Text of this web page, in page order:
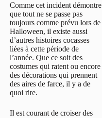
Comme cet incident démontre
que tout ne se passe pas
toujours comme prévu lors de
Halloween, il existe aussi
d’autres histoires cocasses
liées à cette période de
l’année. Que ce soit des
costumes qui ratent ou encore
des décorations qui prennent
des aires de farce, il y a de
quoi rire.
Il est courant de croiser des